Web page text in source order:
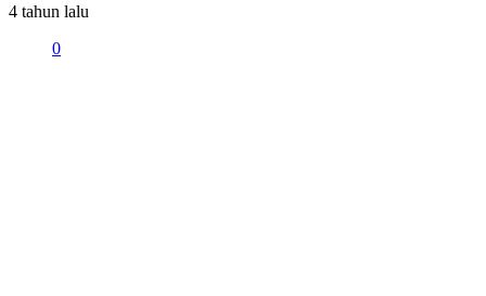
4 tahun lalu
0